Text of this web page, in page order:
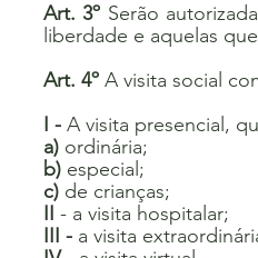
Art. 3º Serão
liberdade e aquelas
Art. 4º A visita social
I - A visita presencial,
a) ordinária;
b) especial;
c) de crianças;
II - a visita hospitalar;
III - a visita